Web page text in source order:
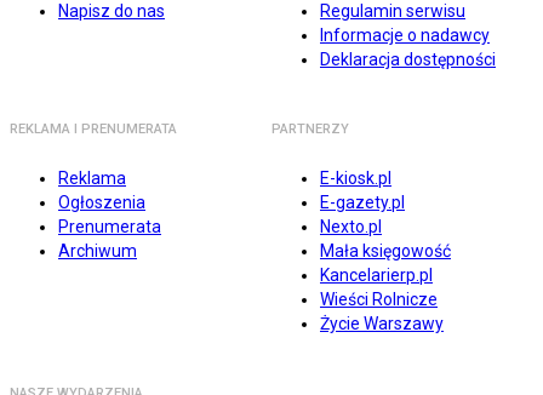
Napisz do nas
Regulamin serwisu
Informacje o nadawcy
Deklaracja dostępności
REKLAMA I PRENUMERATA
Reklama
Ogłoszenia
Prenumerata
Archiwum
PARTNERZY
E-kiosk.pl
E-gazety.pl
Nexto.pl
Mała księgowość
Kancelarierp.pl
Wieści Rolnicze
Życie Warszawy